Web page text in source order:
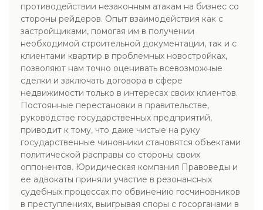
противодействии незаконным атакам на бизнес со
стороны рейдеров. Опыт взаимодействия как с
застройщиками, помогая им в получении
необходимой строительной документации, так и с
клиентами квартир в проблемных новостройках,
позволяют нам точно оценивать всевозможные
сделки и заключать договора в сфере
недвижимости только в интересах своих клиентов.
Постоянные перестановки в правительстве,
руководстве государственных предприятий,
приводит к тому, что даже чистые на руку
государственные чиновники становятся объектами
политической расправы со стороны своих
оппонентов. Юридическая компания Правоведы и
ее адвокаты приняли участие в резонансных
судебных процессах по обвинению госчиновников
в преступлениях, выигрывая споры с госорганами в